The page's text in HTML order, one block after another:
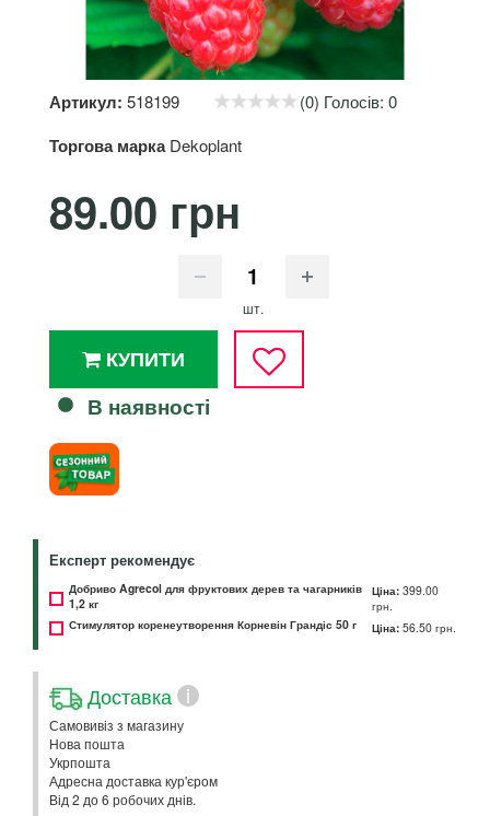
Артикул: 518199 (0) Голосів: 0
Торгова марка Dekoplant
89.00 грн
шт.
КУПИТИ
В наявності
Експерт рекомендує
Добриво Agrecol для фруктових дерев та чагарників
1,2 кг
Ціна: 399.00
грн.
Стимулятор коренеутворення Корневін Грандіс 50 г
Ціна: 56.50 грн.
Доставка i
Самовивіз з магазину
Нова пошта
Укрпошта
Адресна доставка кур'єром
Від 2 до 6 робочих днів.